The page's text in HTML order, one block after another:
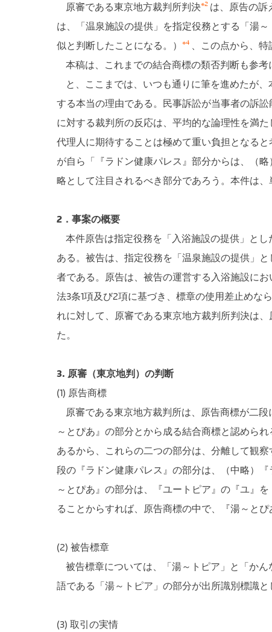
原審である東京地方裁判所判決※2 は、原告の訴
は、「温泉施設の提供」を指定役務とする「湯
似と判断したことになる。）
※4 、この点から、特
本稿は、これまでの結合商標の類否判断も参考
と、ここまでは、いつも通りに筆を進めたが
する本当の理由である。民事訴訟が当事者の訴
に対する裁判所の反応は、平均的な論理性を満
代理人に期待することは極めて重い負担となる
が自ら「『ラドン健康パレス』部分からは、（
略として注目されるべき部分であろう。本件は
2．事案の概要
本件原告は指定役務を「入浴施設の提供」とし
ある。被告は、指定役務を「温泉施設の提供」
者である。原告は、被告の運営する入浴施設に
法3条1項及び2項に基づき、標章の使用差止めな
れに対して、原審である東京地方裁判所判決は
た。
3. 原審（東京地判）の判断
(1) 原告商標
原審である東京地方裁判所は、原告商標が二
～とぴあ』の部分とから成る結合商標と認めら
あるから、これらの二つの部分は、分離して観
段の『ラドン健康パレス』の部分は、（中略）
～とぴあ』の部分は、『ユートピア』の『ユ』
ることからすれば、原告商標の中で、『湯～と
(2) 被告標章
被告標章については、「湯～トピア」と「か
語である「湯～トピア」の部分が出所識別標識
(3) 取引の実情